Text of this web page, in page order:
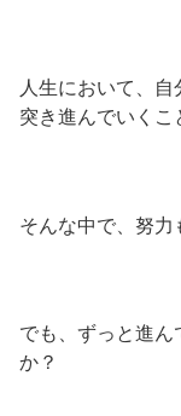
人生において、自
突き進んでいくこ
そんな中で、努力
でも、ずっと進ん
か？